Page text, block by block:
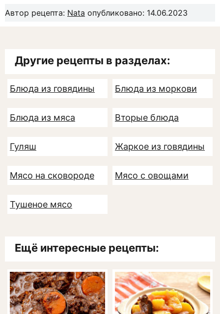
Автор рецепта: Nata опубликовано: 14.06.2023
Другие рецепты в разделах:
Блюда из говядины Блюда из моркови
Блюда из мяса Вторые блюда
Гуляш Жаркое из говядины
Мясо на сковороде Мясо с овощами
Тушеное мясо
Ещё интересные рецепты: